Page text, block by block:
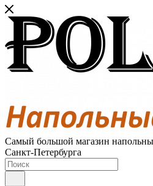
Самый большой магазин
Санкт-Петербурга